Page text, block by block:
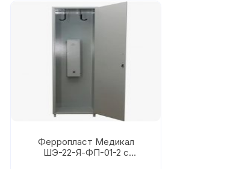
Ферропласт Медикал
ШЭ-22-Я-ФП-01-2 с